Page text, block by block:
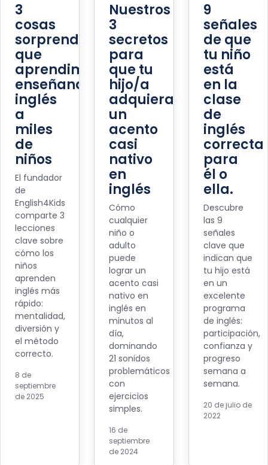
3
cosas
sorprendentes
que
aprendimos
enseñando
inglés
a
miles
de
niños
El fundador
de
English4Kids
comparte 3
lecciones
clave sobre
cómo los
niños
aprenden
inglés más
rápido:
mentalidad,
diversión y
el método
correcto.
8 de
septiembre
de 2025
Nuestros
3
secretos
para
que tu
hijo/a
adquiera
un
acento
casi
nativo
en
inglés
Cómo
cualquier
niño o
adulto
puede
lograr un
acento casi
nativo en
inglés en
minutos al
día,
dominando
21 sonidos
problemáticos
con
ejercicios
simples.
16 de
septiembre
de 2024
9
señales
de que
tu niño
está
en la
clase
de
inglés
correcta
para
él o
ella.
Descubre
las 9
señales
clave que
indican que
tu hijo está
en un
excelente
programa
de inglés:
participación,
confianza y
progreso
semana a
semana.
20 de julio de
2022